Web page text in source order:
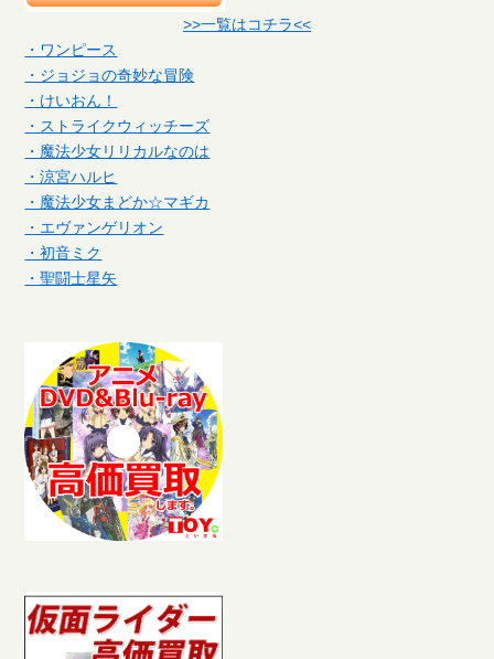
>>一覧はコチラ<<
・ワンピース
・ジョジョの奇妙な冒険
・けいおん！
・ストライクウィッチーズ
・魔法少女リリカルなのは
・涼宮ハルヒ
・魔法少女まどか☆マギカ
・エヴァンゲリオン
・初音ミク
・聖闘士星矢